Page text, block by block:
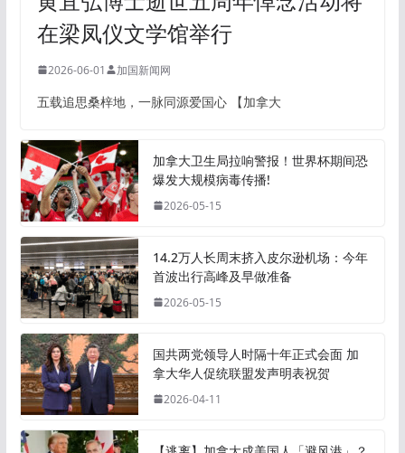
在梁凤仪文学馆举行
2026-06-01 加国新闻网
五载追思桑梓地，一脉同源爱国心 【加拿大
加拿大卫生局拉响警报！世界杯期间恐
爆发大规模病毒传播!
2026-05-15
14.2万人长周末挤入皮尔逊机场：今年
首波出行高峰及早做准备
2026-05-15
国共两党领导人时隔十年正式会面 加
拿大华人促统联盟发声明表祝贺
2026-04-11